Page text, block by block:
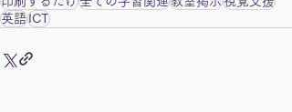
英語ICT